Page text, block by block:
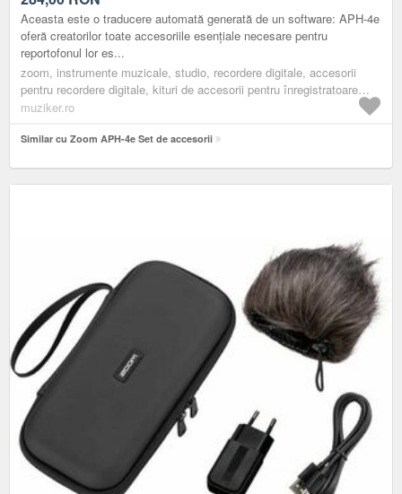
Aceasta este o traducere automată generată de un software: APH-4e
oferă creatorilor toate accesoriile esențiale necesare pentru
reportofonul lor es...
zoom, instrumente muzicale, studio, recordere digitale, accesorii
pentru recordere digitale, kituri de accesorii pentru înregistratoare
digitale
muziker.ro
Similar cu Zoom APH-4e Set de accesorii